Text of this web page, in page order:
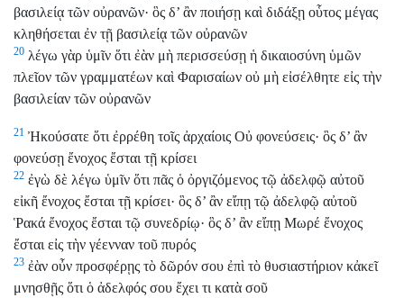
βασιλείᾳ τῶν οὐρανῶν· ὃς δ’ ἂν ποιήσῃ καὶ διδάξῃ οὗτος μέγας
κληθήσεται ἐν τῇ βασιλείᾳ τῶν οὐρανῶν
20 λέγω γὰρ ὑμῖν ὅτι ἐὰν μὴ περισσεύσῃ ἡ δικαιοσύνη ὑμῶν
πλεῖον τῶν γραμματέων καὶ Φαρισαίων οὐ μὴ εἰσέλθητε εἰς τὴν
βασιλείαν τῶν οὐρανῶν
21 Ἠκούσατε ὅτι ἐρρέθη τοῖς ἀρχαίοις Οὐ φονεύσεις· ὃς δ’ ἂν
φονεύσῃ ἔνοχος ἔσται τῇ κρίσει
22 ἐγὼ δὲ λέγω ὑμῖν ὅτι πᾶς ὁ ὀργιζόμενος τῷ ἀδελφῷ αὐτοῦ
εἰκῆ ἔνοχος ἔσται τῇ κρίσει· ὃς δ’ ἂν εἴπῃ τῷ ἀδελφῷ αὐτοῦ
Ῥακά ἔνοχος ἔσται τῷ συνεδρίῳ· ὃς δ’ ἂν εἴπῃ Μωρέ ἔνοχος
ἔσται εἰς τὴν γέενναν τοῦ πυρός
23 ἐὰν οὖν προσφέρῃς τὸ δῶρόν σου ἐπὶ τὸ θυσιαστήριον κἀκεῖ
μνησθῇς ὅτι ὁ ἀδελφός σου ἔχει τι κατὰ σοῦ